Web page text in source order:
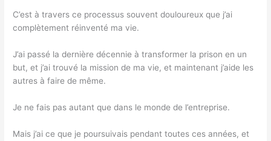
C’est à travers ce processus souvent douloureux que j’ai
complètement réinventé ma vie.
J’ai passé la dernière décennie à transformer la prison en un
but, et j’ai trouvé la mission de ma vie, et maintenant j’aide les
autres à faire de même.
Je ne fais pas autant que dans le monde de l’entreprise.
Mais j’ai ce que je poursuivais pendant toutes ces années, et